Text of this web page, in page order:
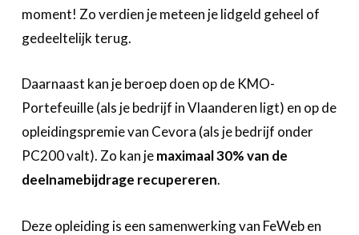
moment! Zo verdien je meteen je lidgeld geheel of
gedeeltelijk terug.
Daarnaast kan je beroep doen op de KMO-
Portefeuille (als je bedrijf in Vlaanderen ligt) en op de
opleidingspremie van Cevora (als je bedrijf onder
PC200 valt). Zo kan jemaximaal 30% van de
deelnamebijdrage recupereren.
Deze opleiding is een samenwerking van FeWeb en